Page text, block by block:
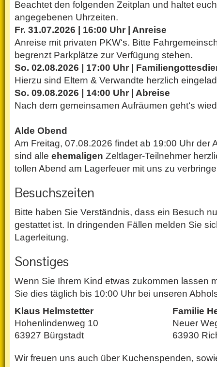
Beachtet den folgenden Zeitplan und haltet
angegebenen Uhrzeiten.
Fr. 31.07.2026 | 16:00 Uhr | Anreise
Anreise mit privaten PKW‘s. Bitte
begrenzt Parkplätze zur Verfügung stehen.
So. 02.08.2026 | 17:00 Uhr |
Hierzu sind Eltern & Verwandte herzlich
So. 09.08.2026 | 14:00 Uhr | Abreise
Nach dem gemeinsamen Aufräumen geht‘s
Alde Obend
Am Freitag, 07.08.2026 findet ab 19:00 Uhr der
sind alle ehemaligen Zeltlager-Teilnehmer
tollen Abend am Lagerfeuer mit uns zu
Besuchszeiten
Bitte haben Sie Verständnis, dass ein Besuch
gestattet ist. In dringenden Fällen melden Sie
Lagerleitung.
Sonstiges
Wenn Sie Ihrem Kind etwas zukommen lassen
Sie dies täglich bis 10:00 Uhr bei unseren
Klaus Helmstetter
Hohenlindenweg 10
63927 Bürgstadt
Familie
Neuer
63930
Wir freuen uns auch über Kuchenspenden,